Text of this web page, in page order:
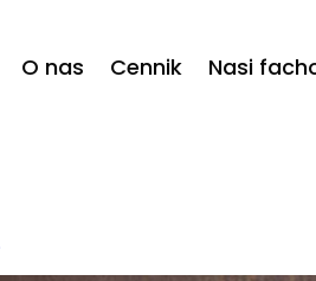
O nas Cennik Nasi